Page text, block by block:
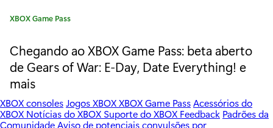
n
g
á
q
C
e
g
o
i
a
XBOX Game Pass
Chegando ao XBOX Game Pass: beta aberto
de Gears of War: E-Day, Date Everything! e
mais
XBOX consolesJogos XBOXXBOX Game PassAcessórios do
XBOX Notícias do XBOX Suporte do XBOX Feedback Padrões da
ComunidadeAviso de potenciais convulsões por